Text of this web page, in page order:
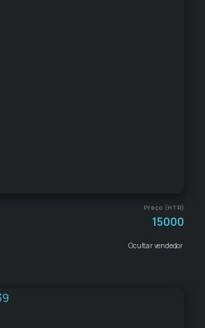
Preço (HTR)
15000
Ocultar vendedor